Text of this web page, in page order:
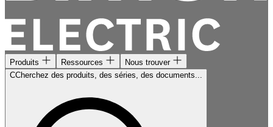
Produits Ressources
Nous trouver
CCherchez des produits, des séries, des documents...